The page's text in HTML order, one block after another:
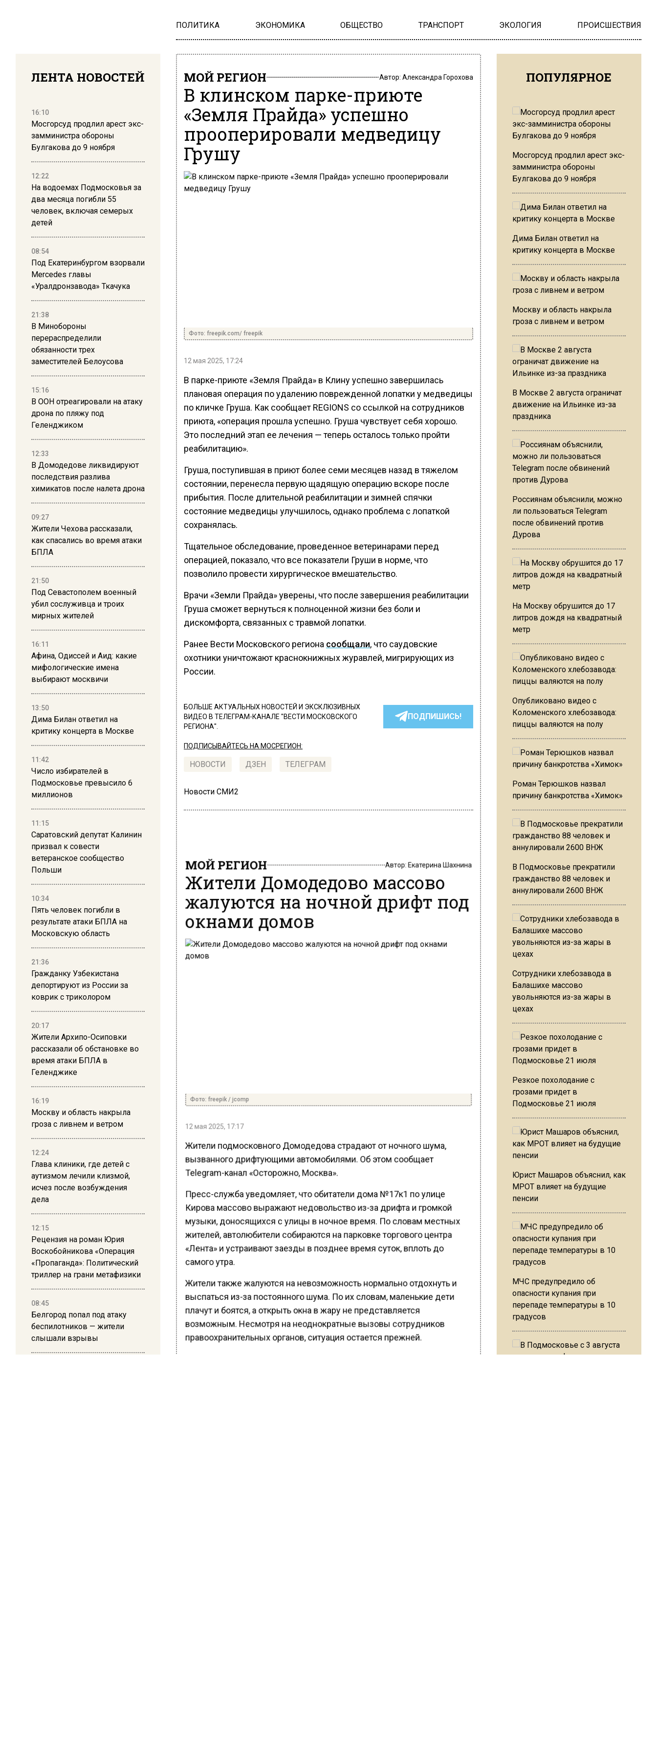
ПОЛИТИКА ЭКОНОМИКА ОБЩЕСТВО ТРАНСПОРТ ЭКОЛОГИЯ ПРОИСШЕСТВИЯ
ЛЕНТА НОВОСТЕЙ
16:10
Мосгорсуд продлил арест экс-
замминистра обороны
Булгакова до 9 ноября
12:22
На водоемах Подмосковья за
два месяца погибли 55
человек, включая семерых
детей
08:54
Под Екатеринбургом взорвали
Mercedes главы
«Уралдронзавода» Ткачука
21:38
В Минобороны
перераспределили
обязанности трех
заместителей Белоусова
15:16
В ООН отреагировали на атаку
дрона по пляжу под
Геленджиком
12:33
В Домодедове ликвидируют
последствия разлива
химикатов после налета дрона
09:27
Жители Чехова рассказали,
как спасались во время атаки
БПЛА
21:50
Под Севастополем военный
убил сослуживца и троих
мирных жителей
16:11
Афина, Одиссей и Аид: какие
мифологические имена
выбирают москвичи
13:50
Дима Билан ответил на
критику концерта в Москве
11:42
Число избирателей в
Подмосковье превысило 6
миллионов
11:15
Саратовский депутат Калинин
призвал к совести
ветеранское сообщество
Польши
10:34
Пять человек погибли в
результате атаки БПЛА на
Московскую область
21:36
Гражданку Узбекистана
депортируют из России за
коврик с триколором
20:17
Жители Архипо-Осиповки
рассказали об обстановке во
время атаки БПЛА в
Геленджике
16:19
Москву и область накрыла
гроза с ливнем и ветром
12:24
Глава клиники, где детей с
аутизмом лечили клизмой,
исчез после возбуждения
дела
12:15
Рецензия на роман Юрия
Воскобойникова «Операция
«Пропаганда»: Политический
триллер на грани метафизики
08:45
Белгород попал под атаку
беспилотников — жители
слышали взрывы
МОЙ РЕГИОН Автор: Александра Горохова
В клинском парке-приюте
«Земля Прайда» успешно
прооперировали медведицу
Грушу
Фото: freepik.com/ freepik
12 мая 2025, 17:24
В парке-приюте «Земля Прайда» в Клину успешно завершилась
плановая операция по удалению поврежденной лопатки у медведицы
по кличке Груша. Как сообщает REGIONS со ссылкой на сотрудников
приюта, «операция прошла успешно. Груша чувствует себя хорошо.
Это последний этап ее лечения — теперь осталось только пройти
реабилитацию».
Груша, поступившая в приют более семи месяцев назад в тяжелом
состоянии, перенесла первую щадящую операцию вскоре после
прибытия. После длительной реабилитации и зимней спячки
состояние медведицы улучшилось, однако проблема с лопаткой
сохранялась.
Тщательное обследование, проведенное ветеринарами перед
операцией, показало, что все показатели Груши в норме, что
позволило провести хирургическое вмешательство.
Врачи «Земли Прайда» уверены, что после завершения реабилитации
Груша сможет вернуться к полноценной жизни без боли и
дискомфорта, связанных с травмой лопатки.
Ранее Вести Московского региона сообщали, что саудовские
охотники уничтожают краснокнижных журавлей, мигрирующих из
России.
БОЛЬШЕ АКТУАЛЬНЫХ НОВОСТЕЙ И ЭКСКЛЮЗИВНЫХ
ВИДЕО В ТЕЛЕГРАМ-КАНАЛЕ "ВЕСТИ МОСКОВСКОГО
РЕГИОНА".
ПОДПИШИСЬ!
ПОДПИСЫВАЙТЕСЬ НА МОСРЕГИОН:
НОВОСТИ ДЗЕН ТЕЛЕГРАМ
Новости СМИ2
МОЙ РЕГИОН Автор:Екатерина Шахнина
Жители Домодедово массово
жалуются на ночной дрифт под
окнами домов
Фото: freepik / jcomp
12 мая 2025, 17:17
Жители подмосковного Домодедова страдают от ночного шума,
вызванного дрифтующими автомобилями. Об этом сообщает
Telegram-канал «Осторожно, Москва».
Пресс-служба уведомляет, что обитатели дома №17к1 по улице
Кирова массово выражают недовольство из-за дрифта и громкой
музыки, доносящихся с улицы в ночное время. По словам местных
жителей, автолюбители собираются на парковке торгового центра
«Лента» и устраивают заезды в позднее время суток, вплоть до
самого утра.
Жители также жалуются на невозможность нормально отдохнуть и
выспаться из-за постоянного шума. По их словам, маленькие дети
плачут и боятся, а открыть окна в жару не представляется
возможным. Несмотря на неоднократные вызовы сотрудников
правоохранительных органов, ситуация остается прежней.
ПОПУЛЯРНОЕ
Мосгорсуд продлил арест экс-
замминистра обороны
Булгакова до 9 ноября
Дима Билан ответил на
критику концерта в Москве
Москву и область накрыла
гроза с ливнем и ветром
В Москве 2 августа ограничат
движение на Ильинке из-за
праздника
Россиянам объяснили, можно
ли пользоваться Telegram
после обвинений против
Дурова
На Москву обрушится до 17
литров дождя на квадратный
метр
Опубликовано видео с
Коломенского хлебозавода:
пиццы валяются на полу
Роман Терюшков назвал
причину банкротства «Химок»
В Подмосковье прекратили
гражданство 88 человек и
аннулировали 2600 ВНЖ
Сотрудники хлебозавода в
Балашихе массово
увольняются из-за жары в
цехах
Резкое похолодание с
грозами придет в
Подмосковье 21 июля
Юрист Машаров объяснил, как
МРОТ влияет на будущие
пенсии
МЧС предупредило об
опасности купания при
перепаде температуры в 10
градусов